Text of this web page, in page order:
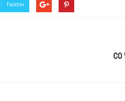
Twitter
CO